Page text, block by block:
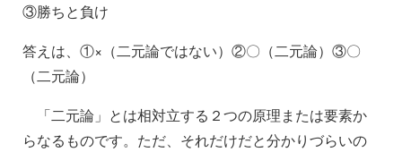
③勝ちと負け
答えは、①×（二元論ではない）②〇（二元論）③〇
（二元論）
「二元論」とは相対立する２つの原理または要素か
らなるものです。ただ、それだけだと分かりづらいの